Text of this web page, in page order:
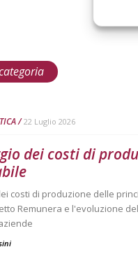
22 Luglio 2026
dei costi di
costi di produzione delle
Remunera e l'evoluzione